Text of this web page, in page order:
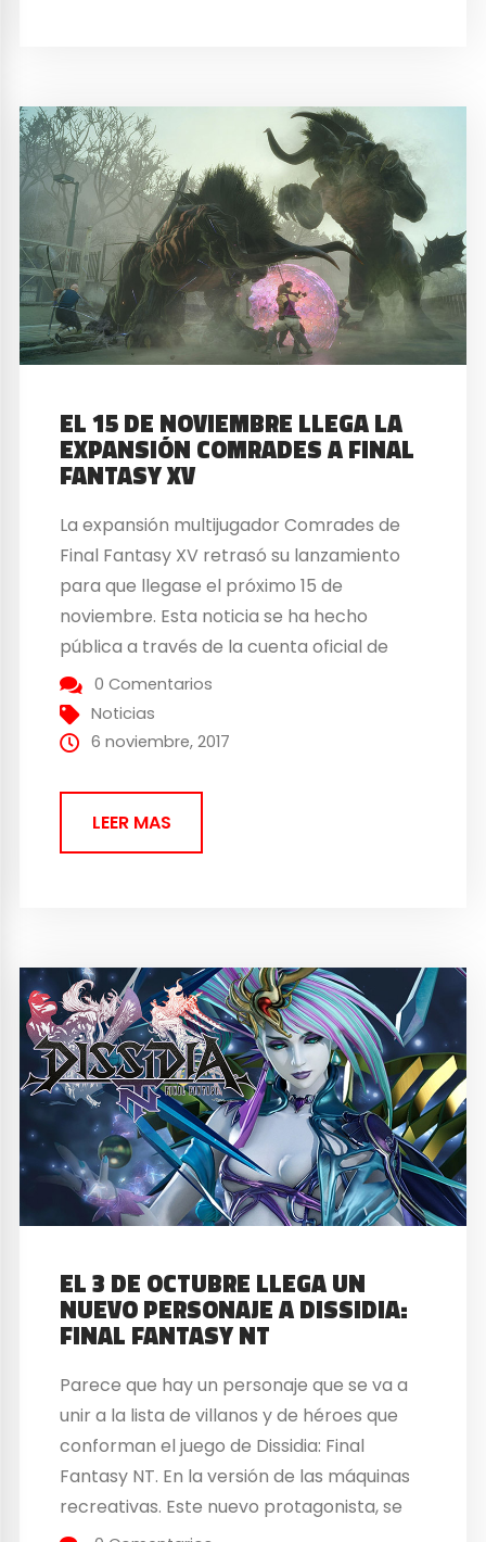
EL 15 DE NOVIEMBRE LLEGA LA
EXPANSIÓN COMRADES A FINAL
FANTASY XV
La expansión multijugador Comrades de
Final Fantasy XV retrasó su lanzamiento
para que llegase el próximo 15 de
noviembre. Esta noticia se ha hecho
pública a través de la cuenta oficial de
Twitter de la empresa de Square Enix. En
esta expansión, los jugadores van a tener
a su disposición misiones para poder
0 Comentarios
Noticias
6 noviembre, 2017
LEER MAS
EL 3 DE OCTUBRE LLEGA UN
NUEVO PERSONAJE A DISSIDIA:
FINAL FANTASY NT
Parece que hay un personaje que se va a
unir a la lista de villanos y de héroes que
conforman el juego de Dissidia: Final
Fantasy NT. En la versión de las máquinas
recreativas. Este nuevo protagonista, se